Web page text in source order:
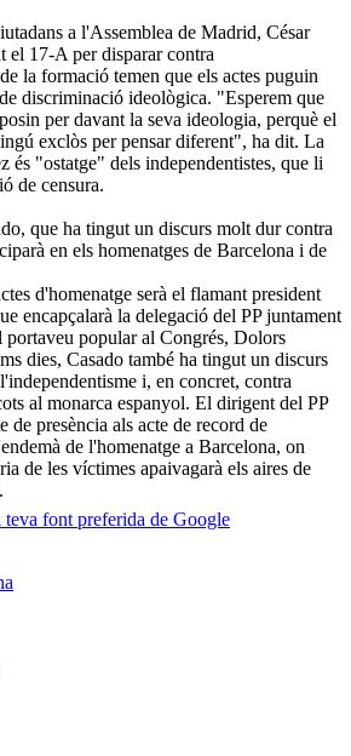
a l'Assemblea de Madrid, César
el 17-A per disparar contra
la formació temen que els actes puguin
discriminació ideològica. "Esperem que
per davant la seva ideologia, perquè el
exclòs per pensar diferent", ha dit. La
és "ostatge" dels independentistes, que li
de censura.
que ha tingut un discurs molt dur contra
en els homenatges de Barcelona i de
d'homenatge serà el flamant president
encapçalarà la delegació del PP juntament
popular al Congrés, Dolors
dies, Casado també ha tingut un discurs
i, en concret, contra
al monarca espanyol. El dirigent del PP
de presència als acte de record de
de l'homenatge a Barcelona, on
de les víctimes apaivagarà els aires de
font preferida de Google